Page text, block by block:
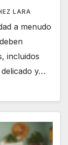
LARA
a menudo
incluidos
y…